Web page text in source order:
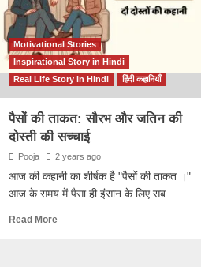
Motivational Stories
Inspirational Story in Hindi
Real Life Story in Hindi
हिंदी कहानियाँ
पैसों की ताकत: सौरभ और जतिन की
दोस्ती की सच्चाई
Pooja 2 years ago
आज की कहानी का शीर्षक है "पैसों की ताकत ।"
आज के समय में पैसा ही इंसान के लिए सब...
Read More